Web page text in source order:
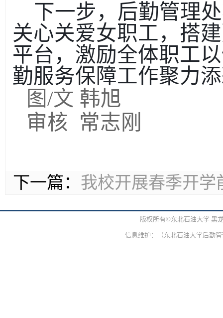
下一步，后勤管理
关心关爱女职工，搭
平台，激励全体职工
勤服务保障工作聚力
图/文 韩旭
审核 常志刚
下一篇： 我校开展春季开学
版权所有©东北石油大学 黑
信息维护：（东北石油大学后勤